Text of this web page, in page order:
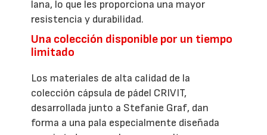
lana, lo que les proporciona una mayor
resistencia y durabilidad.
Una colección disponible por un tiempo
limitado
Los materiales de alta calidad de la
colección cápsula de pádel CRIVIT,
desarrollada junto a Stefanie Graf, dan
forma a una pala especialmente diseñada